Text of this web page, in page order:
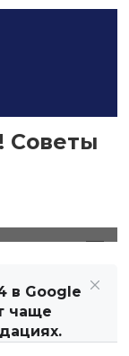
Советы
в Google
чаще